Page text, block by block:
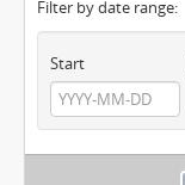
Filter by date range:
Start